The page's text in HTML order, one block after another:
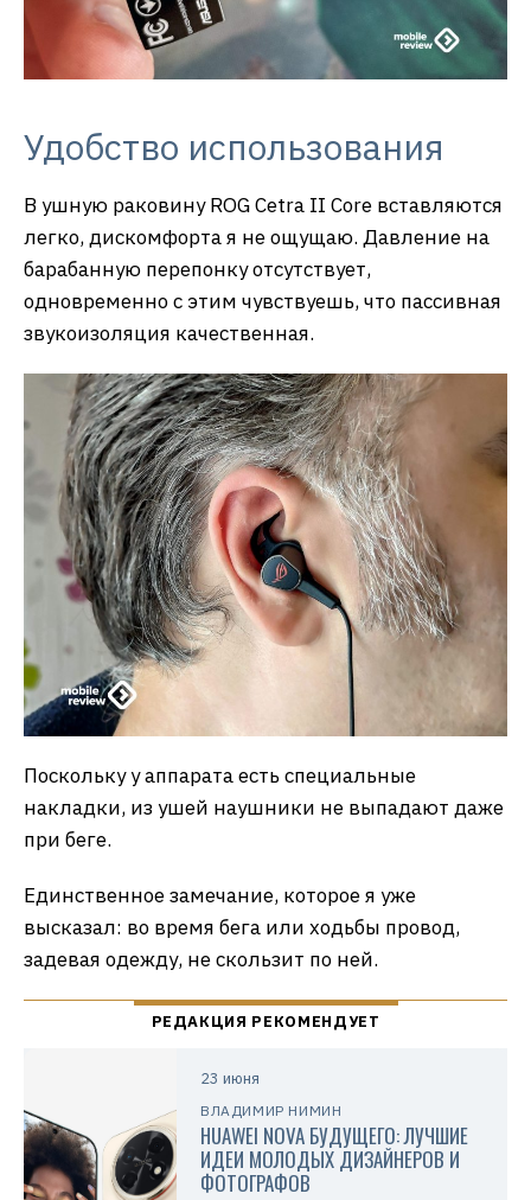
Удобство использования
В ушную раковину ROG Cetra II Core вставляются
легко, дискомфорта я не ощущаю. Давление на
барабанную перепонку отсутствует,
одновременно с этим чувствуешь, что пассивная
звукоизоляция качественная.
Поскольку у аппарата есть специальные
накладки, из ушей наушники не выпадают даже
при беге.
Единственное замечание, которое я уже
высказал: во время бега или ходьбы провод,
задевая одежду, не скользит по ней.
23 июня
ВЛАДИМИР НИМИН
HUAWEI NOVA БУДУЩЕГО: ЛУЧШИЕ
ИДЕИ МОЛОДЫХ ДИЗАЙНЕРОВ И
ФОТОГРАФОВ